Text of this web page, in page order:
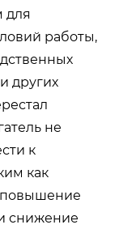
для
работы,
других
не
к
как
повышение
снижение